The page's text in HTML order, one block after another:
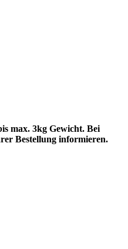
max. 3kg Gewicht. Bei
Bestellung informieren.